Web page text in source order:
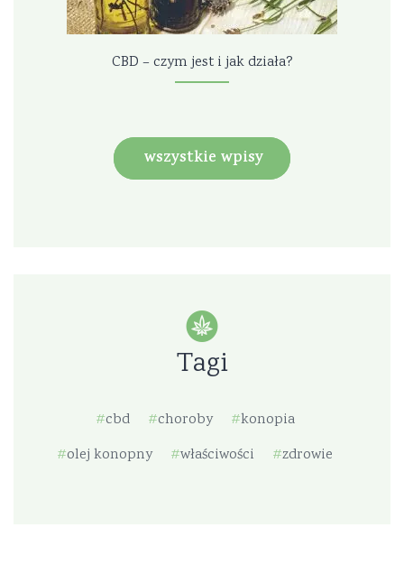
CBD – czym jest i jak działa?
wszystkie wpisy
Tagi
cbd choroby
konopia
olej konopny
właściwości zdrowie